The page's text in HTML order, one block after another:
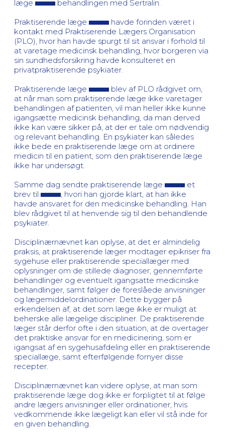
læge
behandlingen med Sertralin.
Praktiserende læge
havde forinden været i
kontakt med Praktiserende Lægers Organisation
(PLO), hvor han havde spurgt til sit ansvar i forhold til
at varetage medicinsk behandling, hvor borgeren via
sin sundhedsforsikring havde konsulteret en
privatpraktiserende psykiater.
Praktiserende læge
blev af PLO rådgivet om,
at når man som praktiserende læge ikke varetager
behandlingen af patienten, vil man heller ikke kunne
igangsætte medicinsk behandling, da man derved
ikke kan være sikker på, at der er tale om nødvendig
og relevant behandling. En psykiater kan således
ikke bede en praktiserende læge om at ordinere
medicin til en patient, som den praktiserende læge
ikke har undersøgt.
Samme dag sendte praktiserende læge
et
brev til
, hvori han gjorde klart, at han ikke
havde ansvaret for den medicinske behandling. Han
blev rådgivet til at henvende sig til den behandlende
psykiater.
Disciplinærnævnet kan oplyse, at det er almindelig
praksis, at praktiserende læger modtager epikriser fra
sygehuse eller praktiserende speciallæger med
oplysninger om de stillede diagnoser, gennemførte
behandlinger og eventuelt igangsatte medicinske
behandlinger, samt følger de foreslåede anvisninger
og lægemiddelordinationer. Dette bygger på
erkendelsen af, at det som læge ikke er muligt at
beherske alle lægelige discipliner. De praktiserende
læger står derfor ofte i den situation, at de overtager
det praktiske ansvar for en medicinering, som er
igangsat af en sygehusafdeling eller en praktiserende
speciallæge, samt efterfølgende fornyer disse
recepter.
Disciplinærnævnet kan videre oplyse, at man som
praktiserende læge dog ikke er forpligtet til at følge
andre lægers anvisninger eller ordinationer, hvis
vedkommende ikke lægeligt kan eller vil stå inde for
en given behandling.